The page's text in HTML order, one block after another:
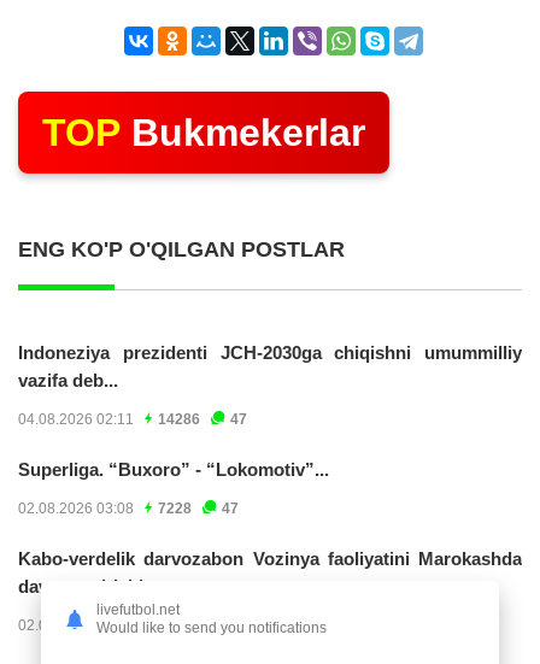
TOP Bukmekerlar
ENG KO'P O'QILGAN POSTLAR
Indoneziya prezidenti JCH-2030ga chiqishni umummilliy
vazifa deb...
04.08.2026 02:11 14286 47
Superliga. “Buxoro” - “Lokomotiv”...
02.08.2026 03:08 7228 47
Kabo-verdelik darvozabon Vozinya faoliyatini Marokashda
davom ettirishi...
02.08.2026 01:08 3978 47
livefutbol.net
Would like to send you notifications